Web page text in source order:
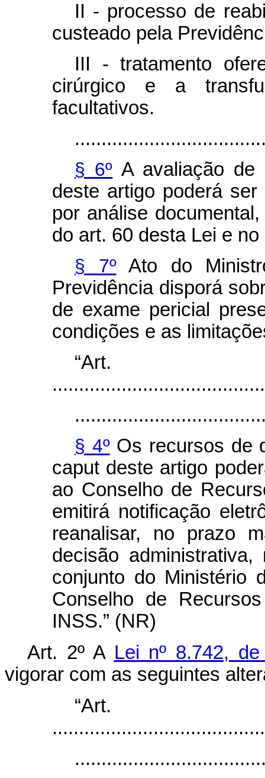
II - processo de
custeado pela
III - tratamento
cirúrgico e a
facultativos.
§ 6º A avaliação
deste artigo poderá
por análise
do art. 60 desta Lei e no
§ 7ºAto do
Previdência disporá
de exame pericial
condições e as
§ 4ºOs recursos de
caput deste artigo
ao Conselho de
emitirá notificação
reanalisar, no prazo
decisão
conjunto do Ministério
Conselho de
INSS.” (NR)
Art. 2º A Lei nº 8.742,
vigorar com as seguintes